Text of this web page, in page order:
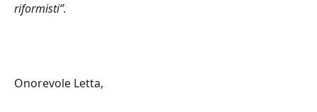
riformisti”.
Onorevole Letta,